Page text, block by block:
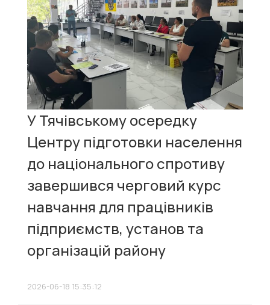
У Тячівському осередку
Центру підготовки населення
до національного спротиву
завершився черговий курс
навчання для працівників
підприємств, установ та
організацій району
2026-06-18 15:35:12